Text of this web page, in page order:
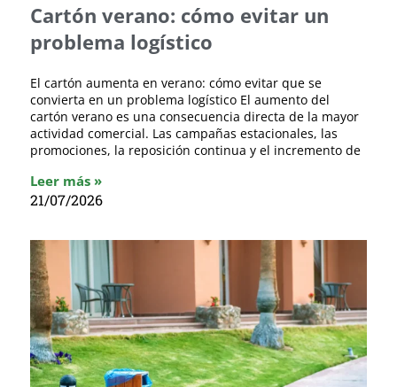
Cartón verano: cómo evitar un
problema logístico
El cartón aumenta en verano: cómo evitar que se
convierta en un problema logístico El aumento del
cartón verano es una consecuencia directa de la mayor
actividad comercial. Las campañas estacionales, las
promociones, la reposición continua y el incremento de
Leer más »
21/07/2026